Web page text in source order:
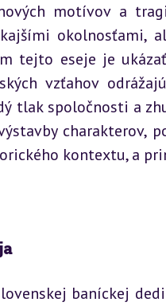
motívov a
okolnosťami,
tejto eseje je
vzťahov
tlak spoločnosti a
charakterov,
kontextu, a
baníckej